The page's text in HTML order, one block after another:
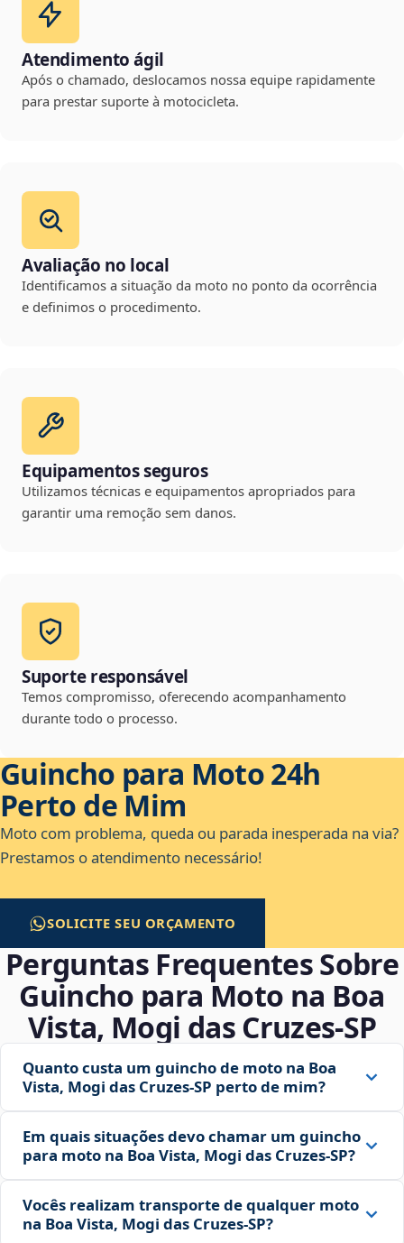
Atendimento ágil
Após o chamado, deslocamos nossa equipe rapidamente
para prestar suporte à motocicleta.
Avaliação no local
Identificamos a situação da moto no ponto da ocorrência
e definimos o procedimento.
Equipamentos seguros
Utilizamos técnicas e equipamentos apropriados para
garantir uma remoção sem danos.
Suporte responsável
Temos compromisso, oferecendo acompanhamento
durante todo o processo.
Guincho para Moto 24h
Perto de Mim
Moto com problema, queda ou parada inesperada na via?
Prestamos o atendimento necessário!
SOLICITE SEU ORÇAMENTO
Perguntas Frequentes Sobre
Guincho para Moto na Boa
Vista, Mogi das Cruzes‑SP
Quanto custa um guincho de moto na Boa
Vista, Mogi das Cruzes‑SP perto de mim?
Em quais situações devo chamar um guincho
para moto na Boa Vista, Mogi das Cruzes‑SP?
Vocês realizam transporte de qualquer moto
na Boa Vista, Mogi das Cruzes‑SP?